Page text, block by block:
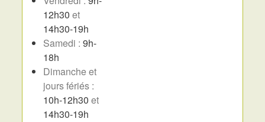
12h30 et
14h30-19h
Samedi : 9h-
18h
Dimanche et
jours fériés :
10h-12h30 et
14h30-19h